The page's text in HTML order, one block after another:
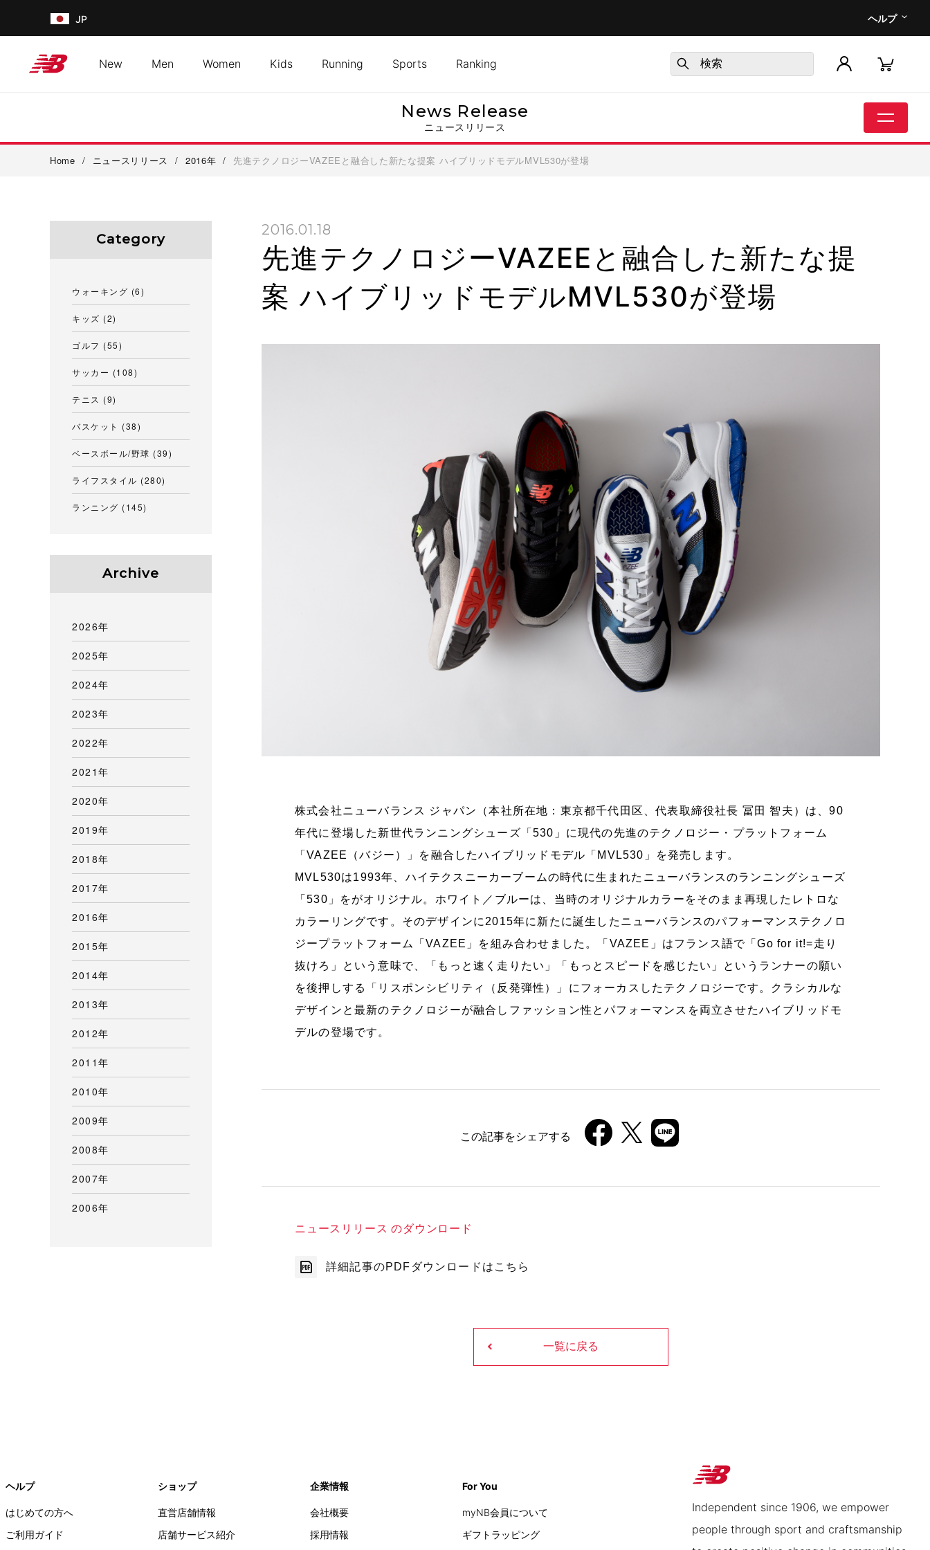
JP ヘルプ
New Men Women Kids Running Sports Ranking
News Release
ニュースリリース
Home / ニュースリリース / 2016年 / 先進テクノロジーVAZEEと融合した新たな提案 ハイブリッドモデルMVL530が登場
2016.01.18
先進テクノロジーVAZEEと融合した新たな提
案 ハイブリッドモデルMVL530が登場
株式会社ニューバランス ジャパン（本社所在地：東京都千代田区、代表取締役社長 冨田 智夫）は、90
年代に登場した新世代ランニングシューズ「530」に現代の先進のテクノロジー・プラットフォーム
「VAZEE（バジー）」を融合したハイブリッドモデル「MVL530」を発売します。
MVL530は1993年、ハイテクスニーカーブームの時代に生まれたニューバランスのランニングシューズ
「530」をがオリジナル。ホワイト／ブルーは、当時のオリジナルカラーをそのまま再現したレトロな
カラーリングです。そのデザインに2015年に新たに誕生したニューバランスのパフォーマンステクノロ
ジープラットフォーム「VAZEE」を組み合わせました。「VAZEE」はフランス語で「Go for it!=走り
抜けろ」という意味で、「もっと速く走りたい」「もっとスピードを感じたい」というランナーの願い
を後押しする「リスポンシビリティ（反発弾性）」にフォーカスしたテクノロジーです。クラシカルな
デザインと最新のテクノロジーが融合しファッション性とパフォーマンスを両立させたハイブリッドモ
デルの登場です。
この記事をシェアする
ニュースリリース のダウンロード
詳細記事のPDFダウンロードはこちら
一覧に戻る
Category
ウォーキング (6)
キッズ (2)
ゴルフ (55)
サッカー (108)
テニス (9)
バスケット (38)
ベースボール/野球 (39)
ライフスタイル (280)
ランニング (145)
Archive
2026年
2025年
2024年
2023年
2022年
2021年
2020年
2019年
2018年
2017年
2016年
2015年
2014年
2013年
2012年
2011年
2010年
2009年
2008年
2007年
2006年
ヘルプ
はじめての方へ
ご利用ガイド
ショップ
直営店舗情報
店舗サービス紹介
企業情報
会社概要
採用情報
For You
myNB会員について
ギフトラッピング
Independent since 1906, we empower
people through sport and craftsmanship